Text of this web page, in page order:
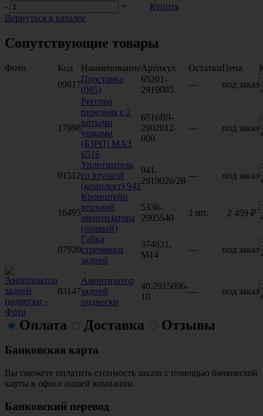
-
+
Купить
Вернуться в каталог
Сопутствующие товары
Фото Код НаименованиеАртикул ОстаткиЦена
09817
Проставка
(085)
65201-
2919085
— под заказ
17998
Рессора
передняя с 2
витыми
ушками
(БЗРП) МАЗ
6516
6516В9-
2902012-
000
— под заказ
01512
Уплотнитель
со втулкой
(комплект) 941
941-
2919026/28
— под заказ
16495
Кронштейн
верхний
амортизатора
(правый)
5336-
2905540
1 шт. 2 459 ₽
07920
Гайка
стремянки
задней
374631,
М14
— под заказ
03147
Амортизатор
задней
подвески
40.2915006-
10
— под заказ
Оплата Доставка Отзывы
Банковская карта
Вы сможете оплатить стоимость заказа с помощью банковской
карты в офисе нашей компании.
Банковский перевод